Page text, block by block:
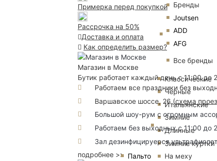
Бренды
Joutsen
ADD
AFG
Все бренды
Пальто
Классические
Черные
Итальянские
Зимние
Длинные
Зимние куртки
На меху
Примерка перед покупкой
Рассрочка на 50%
Доставка и оплата
Как определить размер?
Магазин в Москве
Бутик работает каждый день с 11:00 до
Работаем все праздники без
Варшавское шоссе, 26 (схема
Большой шоу-рум с огромным
Работаем без выходных с 11:00 до
Зал дезинфицируерся
подробнее >>